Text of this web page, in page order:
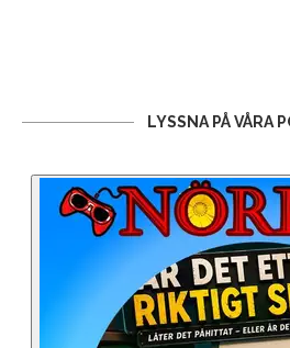
LYSSNA PÅ VÅRA